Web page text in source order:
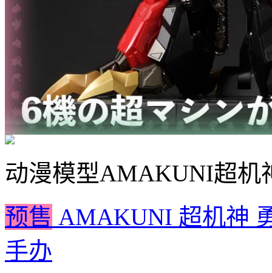
动漫模型AMAKUNI超机
预售 AMAKUNI 超机神
手办